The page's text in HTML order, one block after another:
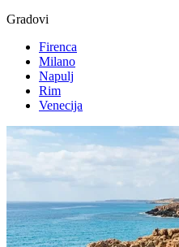
Gradovi
Firenca
Milano
Napulj
Rim
Venecija